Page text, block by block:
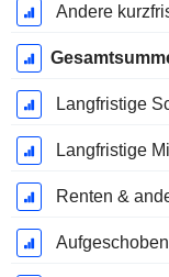
Andere
Langfristige
Langfristige